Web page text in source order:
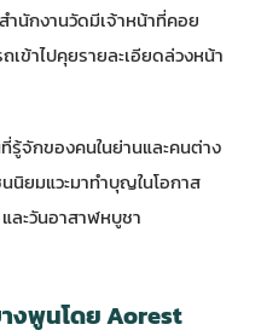
นักงานวัดมีเจ้าหน้าที่คอย
เข้าไปคุยรายละเอียดล่วงหน้า
รู้จักของคนในย่านและคนต่าง
ยมแวะมาทำบุญในโอกาส
ละวันอาสาฬหบูชา
งพูนโดย Aorest